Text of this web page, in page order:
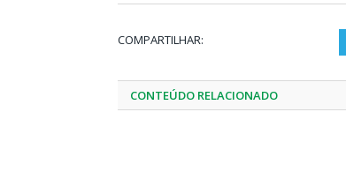
COMPARTILHAR:
CONTEÚDO RELACIONADO